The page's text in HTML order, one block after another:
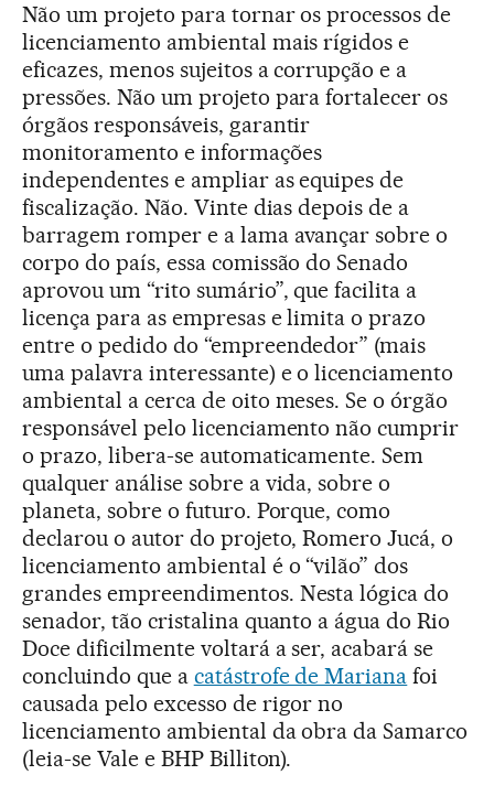
Não um projeto para tornar os processos de
licenciamento ambiental mais rígidos e
eficazes, menos sujeitos a corrupção e a
pressões. Não um projeto para fortalecer os
órgãos responsáveis, garantir
monitoramento e informações
independentes e ampliar as equipes de
fiscalização. Não. Vinte dias depois de a
barragem romper e a lama avançar sobre o
corpo do país, essa comissão do Senado
aprovou um “rito sumário”, que facilita a
licença para as empresas e limita o prazo
entre o pedido do “empreendedor” (mais
uma palavra interessante) e o licenciamento
ambiental a cerca de oito meses. Se o órgão
responsável pelo licenciamento não cumprir
o prazo, libera-se automaticamente. Sem
qualquer análise sobre a vida, sobre o
planeta, sobre o futuro. Porque, como
declarou o autor do projeto, Romero Jucá, o
licenciamento ambiental é o “vilão” dos
grandes empreendimentos. Nesta lógica do
senador, tão cristalina quanto a água do Rio
Doce dificilmente voltará a ser, acabará se
concluindo que a catástrofe de Mariana foi
causada pelo excesso de rigor no
licenciamento ambiental da obra da Samarco
(leia-se Vale e BHP Billiton).